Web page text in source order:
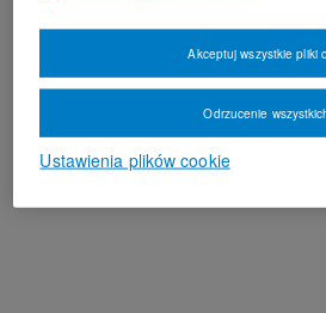
Ustawienia plików cookie
Odrzucenie
Akceptuj wszystkie pliki